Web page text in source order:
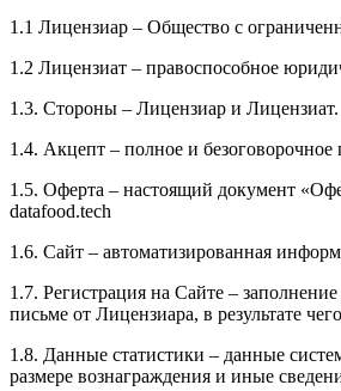
1.1 Лицензиар – Общество с
1.2 Лицензиат – правоспособное
1.3. Стороны – Лицензиар и Лицензиат.
1.4. Акцепт – полное и
1.5. Оферта – настоящий документ
datafood.tech
1.6. Сайт – автоматизированная
1.7. Регистрация на Сайте –
письме от Лицензиара, в результате
1.8. Данные статистики – данные
размере вознаграждения и иные